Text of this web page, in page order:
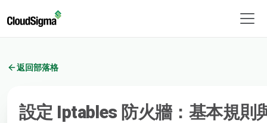
返回部落格
設定 Iptables 防火牆：基本規則